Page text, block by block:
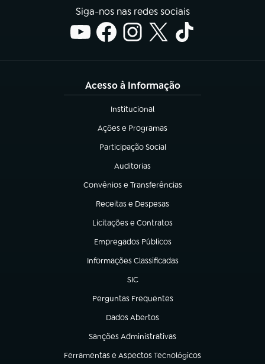
Siga-nos nas redes sociais
Acesso à Informação
Institucional
(abre em nova aba)
Ações e Programas
(abre em nova aba)
Participação Social
(abre em nova aba)
Auditorias
(abre em nova aba)
Convênios e Transferências
(abre em nova aba)
Receitas e Despesas
(abre em nova aba)
Licitações e Contratos
(abre em nova aba)
Empregados Públicos
(abre em nova aba)
Informações Classificadas
(abre em nova aba)
SIC
(abre em nova aba)
Perguntas Frequentes
(abre em nova aba)
Dados Abertos
(abre em nova aba)
Sanções Administrativas
(abre em nova aba)
Ferramentas e Aspectos Tecnológicos
(abre em nova aba)